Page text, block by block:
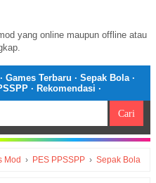
yang online maupun offline atau
· Games Terbaru · Sepak Bola·
· Rekomendasi ·
Mod › PES PPSSPP › Sepak Bola